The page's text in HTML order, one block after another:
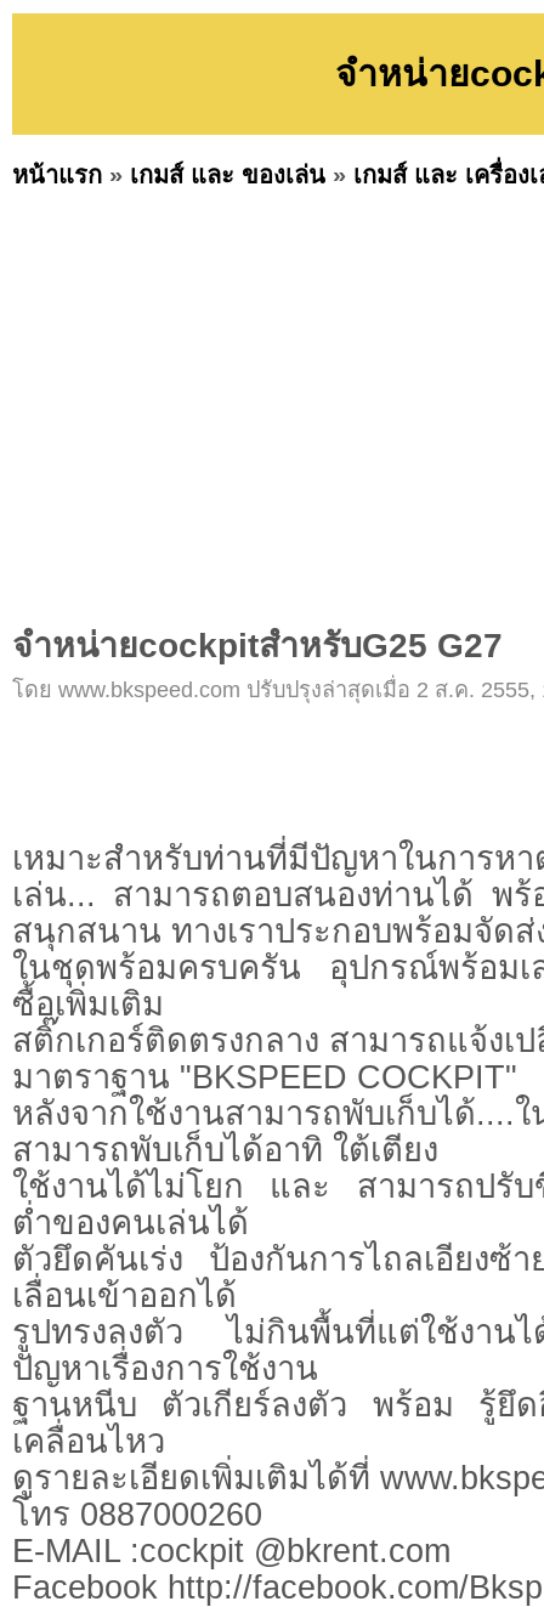
จำหน่าย
หน้าแรก » เกมส์ และ ของเล่น » เกมส์ และ เครื่อง
จำหน่ายcockpitสำหรับG25 G27
โดย www.bkspeed.com ปรับปรุงล่าสุดเมื่อ 2 ส.ค. 2555,
เหมาะสำหรับท่านที่มีปัญหาในการห
เล่น... สามารถตอบสนองท่านได้ พร้
สนุกสนาน ทางเราประกอบพร้อมจัดส่
ในชุดพร้อมครบครัน อุปกรณ์พร้อมเ
ซื้อเพิ่มเติม
สติ๊กเกอร์ติดตรงกลาง สามารถแจ้งเ
มาตราฐาน "BKSPEED COCKPIT"
หลังจากใช้งานสามารถพับเก็บได้....
สามารถพับเก็บได้อาทิ ใต้เตียง
ใช้งานได้ไม่โยก และ สามารถปรับ
ต่ำของคนเล่นได้
ตัวยึดคันเร่ง ป้องกันการไถลเอียงซ้
เลื่อนเข้าออกได้
รูปทรงลงตัว ไม่กินพื้นที่แต่ใช้งาน
ปัญหาเรื่องการใช้งาน
ฐานหนีบ ตัวเกียร์ลงตัว พร้อม รู้ยึด
เคลื่อนไหว
ดูรายละเอียดเพิ่มเติมได้ที่
โทร 0887000260
E-MAIL :cockpit @bkrent.com
Facebook http://facebook.com/